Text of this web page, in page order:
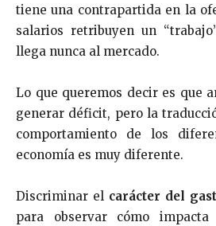
tiene una contrapartida en la
salarios retribuyen un
llega nunca al mercado.
Lo que queremos decir es que
generar déficit, pero la
comportamiento de los
economía es muy diferente.
Discriminar el carácter del
para observar cómo